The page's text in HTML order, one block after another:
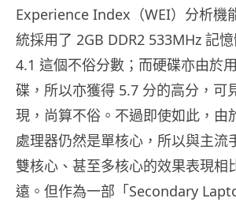
Experience Index（WEI）分析機
統採用了 2GB DDR2 533MHz 記
4.1 這個不俗分數；而硬碟亦由於
碟，所以亦獲得 5.7 分的高分，可
現，尚算不俗。不過即使如此，由
處理器仍然是單核心，所以與主流
雙核心、甚至多核心的效果表現相
遠。但作為一部「Secondary